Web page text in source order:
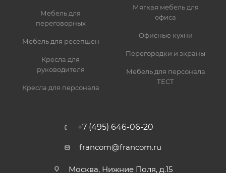
Мебель для
переговорных
Мебель для ресепшен
Кресла для
руководителя
Кресла для персонала
Мягкая мебель для
офиса
Офисные кухни
Перегородки и экраны
Мебель для персонала
ТЕСТ
+7 (495) 646-06-20
francom@francom.ru
Москва, Нижние Поля, д.15